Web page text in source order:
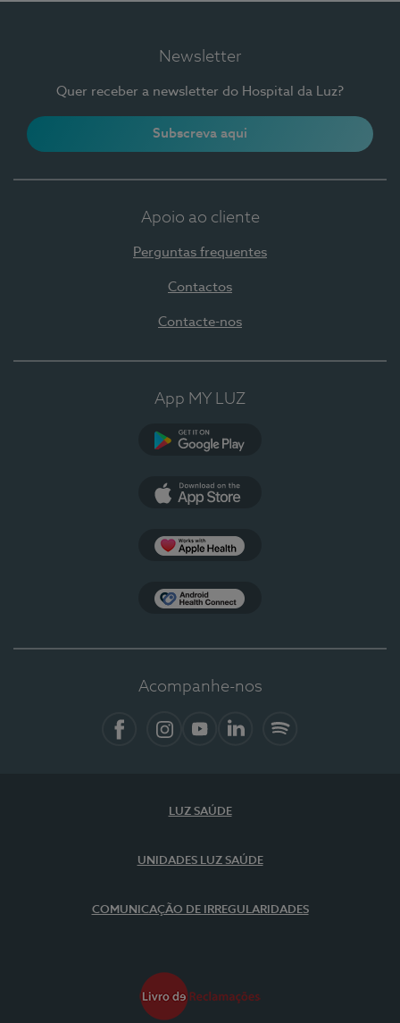
Newsletter
Quer receber a newsletter do Hospital da Luz?
Subscreva aqui
Apoio ao cliente
Perguntas frequentes
Contactos
Contacte-nos
App MY LUZ
Acompanhe-nos
LUZ SAÚDE
UNIDADES LUZ SAÚDE
COMUNICAÇÃO DE IRREGULARIDADES